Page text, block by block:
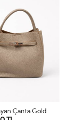
Y6463 Bayan